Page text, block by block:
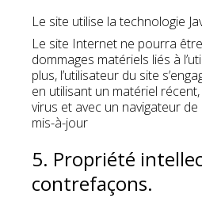
Le site utilise la technologie
Le site Internet ne pourra
dommages matériels liés à
plus, l’utilisateur du site
en utilisant un matériel
virus et avec un navigateur
mis-à-jour
5. Propriété
contrefaçons.